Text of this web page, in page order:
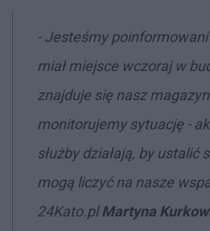
- Jesteśmy
miał miejsce wczoraj w
znajduje się nasz
monitorujemy sytuację -
służby działają, by ustalić
mogą liczyć na nasze
24Kato.plMartyna